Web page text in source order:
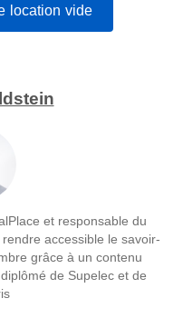
location vide
et responsable du
accessible le savoir-
grâce à un contenu
de Supelec et de